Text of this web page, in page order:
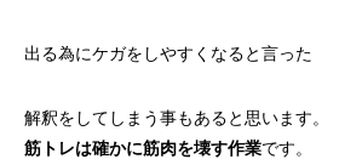
出る為にケガをしやすくなると言った
解釈をしてしまう事もあると思います。
筋トレは確かに筋肉を壊す作業です。